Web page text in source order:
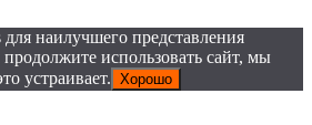
наилучшего представления
использовать сайт, мы
устраивает. Хорошо